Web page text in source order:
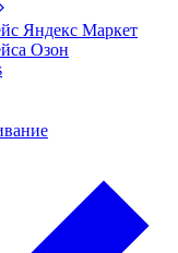
Яндекс Маркет
Озон